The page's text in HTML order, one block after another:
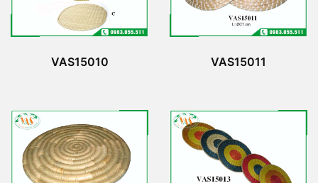
VAS15010 VAS15011